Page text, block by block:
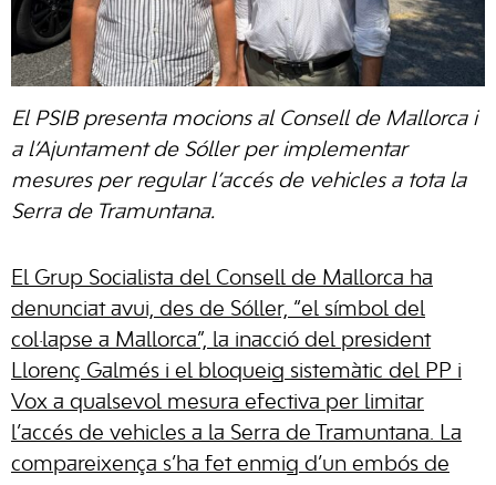
El PSIB presenta mocions al Consell de Mallorca i
a l’Ajuntament de Sóller per implementar
mesures per regular l’accés de vehicles a tota la
Serra de Tramuntana.
El Grup Socialista del Consell de Mallorca ha
denunciat avui, des de Sóller, “el símbol del
col·lapse a Mallorca”, la inacció del president
Llorenç Galmés i el bloqueig sistemàtic del PP i
Vox a qualsevol mesura efectiva per limitar
l’accés de vehicles a la Serra de Tramuntana. La
compareixença s’ha fet enmig d’un embós de